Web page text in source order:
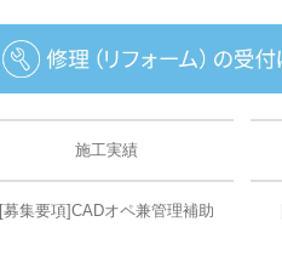
施工実績
[募集要項]CADオペ兼管理補助